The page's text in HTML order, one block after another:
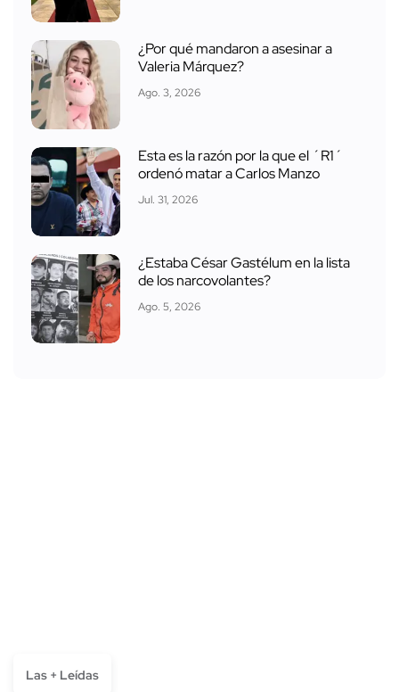
¿Por qué mandaron a asesinar a
Valeria Márquez?
Ago. 3, 2026
Esta es la razón por la que el ´R1´
ordenó matar a Carlos Manzo
Jul. 31, 2026
¿Estaba César Gastélum en la lista
de los narcovolantes?
Ago. 5, 2026
Las + Leídas